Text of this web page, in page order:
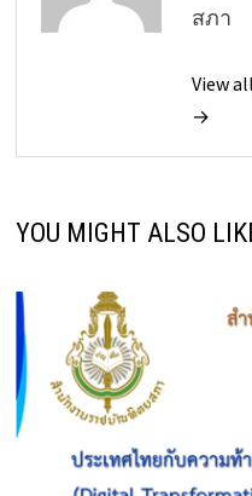
สภา
View
→
YOU MIGHT ALSO